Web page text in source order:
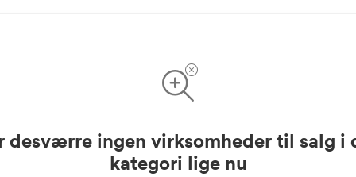
desværre ingen virksomheder til salg i
kategori lige nu